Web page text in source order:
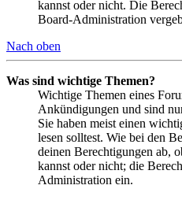
kannst oder nicht. Die
Board-Administration
Nach oben
Was sind wichtige Themen?
Wichtige Themen eines
Ankündigungen und sind
Sie haben meist einen
lesen solltest. Wie bei den
deinen Berechtigungen ab,
kannst oder nicht; die
Administration ein.